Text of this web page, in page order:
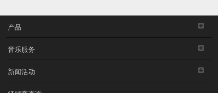
产品
音乐服务
新闻活动